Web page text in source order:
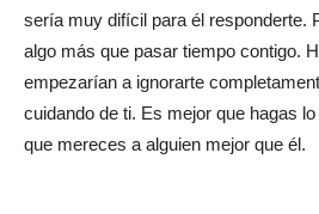
sería muy difícil para él responderte.
algo más que pasar tiempo contigo.
empezarían a ignorarte
cuidando de ti. Es mejor que hagas
que mereces a alguien mejor que él.